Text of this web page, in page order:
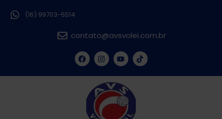
(16) 99703-5514
contato@avsvolei.com.br